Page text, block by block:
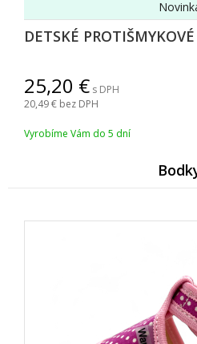
DETSKÉ
25,20
s DPH
20,49 bez DPH
Vyrobíme Vám do 5 dní